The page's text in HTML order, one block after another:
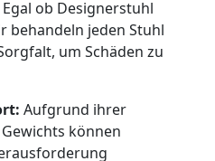
Egal ob Designerstuhl
behandeln jeden Stuhl
um Schäden zu
Aufgrund ihrer
können